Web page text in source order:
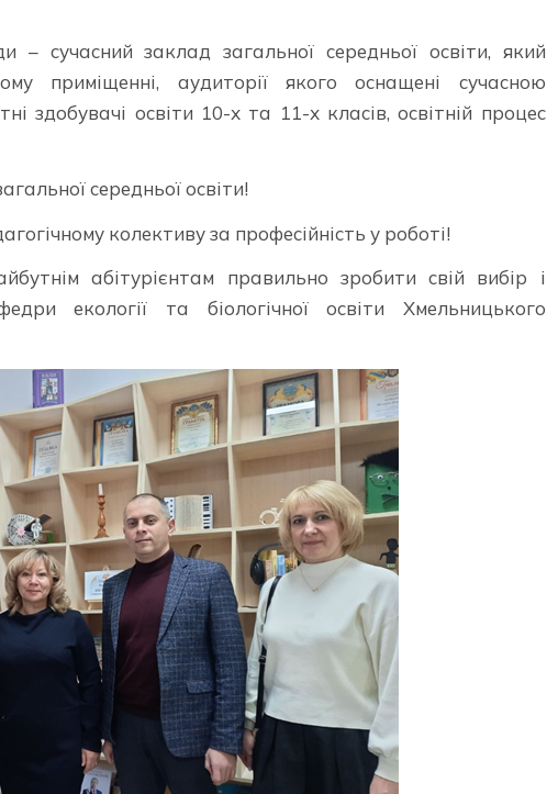
– сучасний заклад загальної середньої освіти, який
приміщенні, аудиторії якого оснащені сучасною
здобувачі освіти 10-х та 11-х класів, освітній процес
середньої освіти!
колективу за професійність у роботі!
абітурієнтам правильно зробити свій вибір і
екології та біологічної освіти Хмельницького